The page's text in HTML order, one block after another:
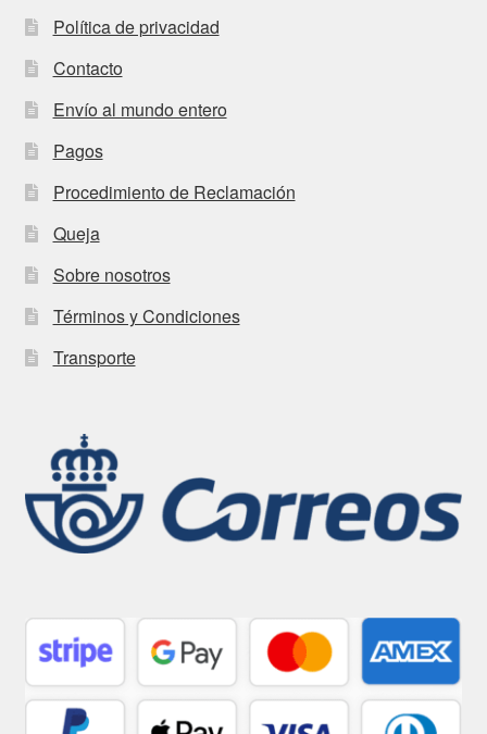
Política de privacidad
Contacto
Envío al mundo entero
Pagos
Procedimiento de Reclamación
Queja
Sobre nosotros
Términos y Condiciones
Transporte